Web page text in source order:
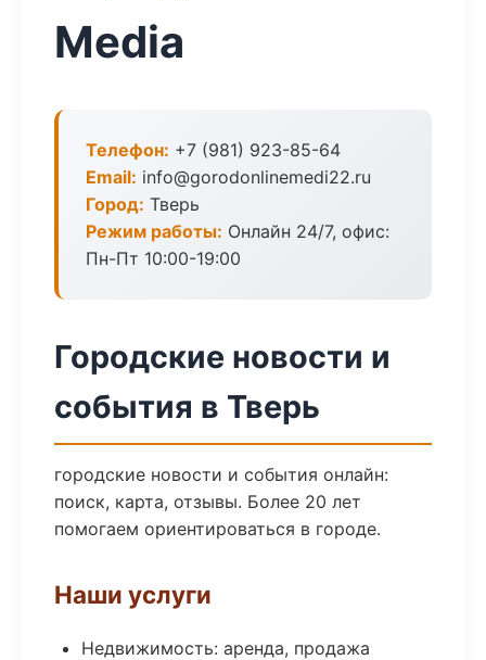
Media
Телефон: +7 (981) 923-85-64
Email: info@gorodonlinemedi22.ru
Город: Тверь
Режим работы: Онлайн 24/7, офис:
Пн-Пт 10:00-19:00
Городские новости и
события в Тверь
городские новости и события онлайн:
поиск, карта, отзывы. Более 20 лет
помогаем ориентироваться в городе.
Наши услуги
Недвижимость: аренда, продажа